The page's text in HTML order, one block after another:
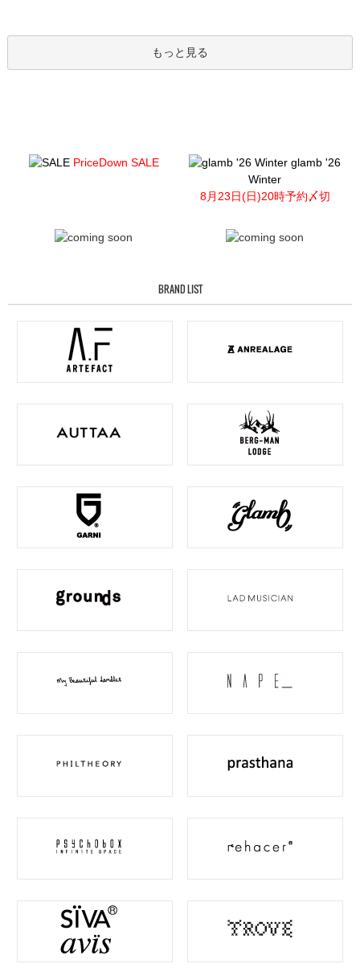
もっと見る
PriceDown SALE
glamb '26
Winter
8月23日(日)20時予約〆切
BRAND LIST